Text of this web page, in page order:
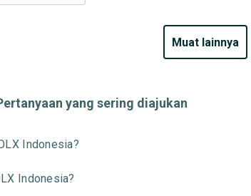
muat lainnya
yang sering diajukan
Indonesia?
Indonesia?